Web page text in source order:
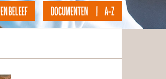
DOCUMENTEN | A-Z
BELEEF